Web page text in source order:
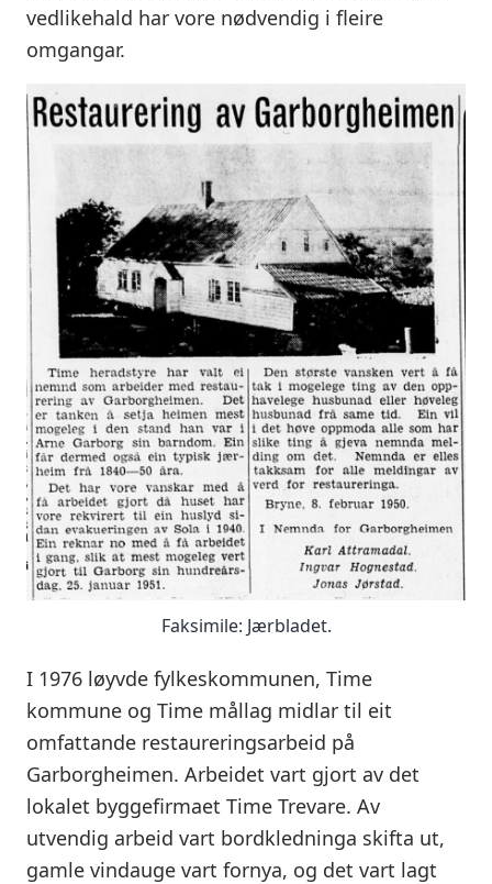
vedlikehald har vore nødvendig i fleire
omgangar.
Faksimile: Jærbladet.
I 1976 løyvde fylkeskommunen, Time
kommune og Time mållag midlar til eit
omfattande restaureringsarbeid på
Garborgheimen. Arbeidet vart gjort av det
lokalet byggefirmaet Time Trevare. Av
utvendig arbeid vart bordkledninga skifta ut,
gamle vindauge vart fornya, og det vart lagt